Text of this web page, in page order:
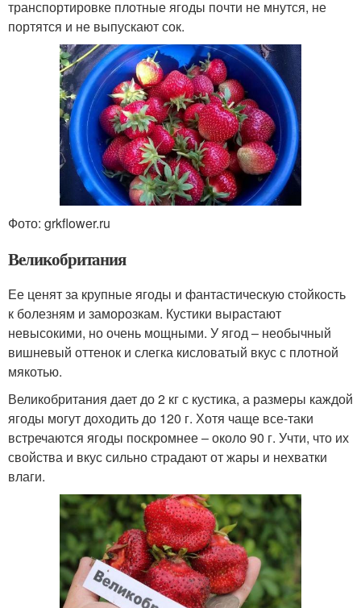
транспортировке плотные ягоды почти не мнутся, не
портятся и не выпускают сок.
Фото: grkflower.ru
Великобритания
Ее ценят за крупные ягоды и фантастическую стойкость
к болезням и заморозкам. Кустики вырастают
невысокими, но очень мощными. У ягод – необычный
вишневый оттенок и слегка кисловатый вкус с плотной
мякотью.
Великобритания дает до 2 кг с кустика, а размеры каждой
ягоды могут доходить до 120 г. Хотя чаще все-таки
встречаются ягоды поскромнее – около 90 г. Учти, что их
свойства и вкус сильно страдают от жары и нехватки
влаги.